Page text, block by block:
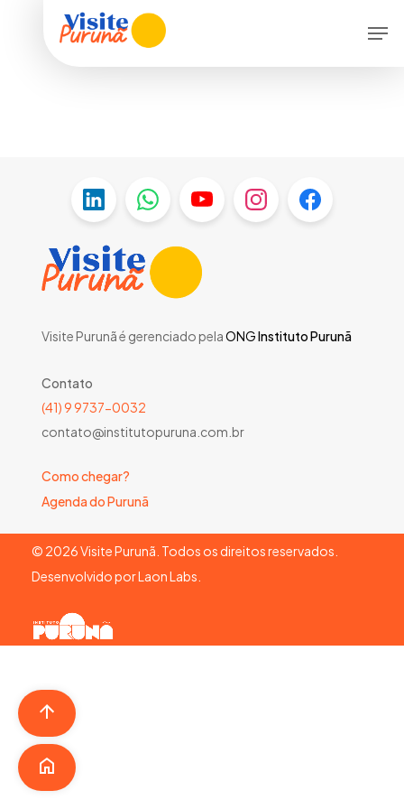
Visite Purunã é gerenciado pelaONGInstituto Purunã
Contato
(41) 9 9737-0032
contato@institutopuruna.com.br
Como chegar?
Agenda do Purunã
© 2026Visite Purunã. Todos os direitos reservados.
Desenvolvido porLaon Labs